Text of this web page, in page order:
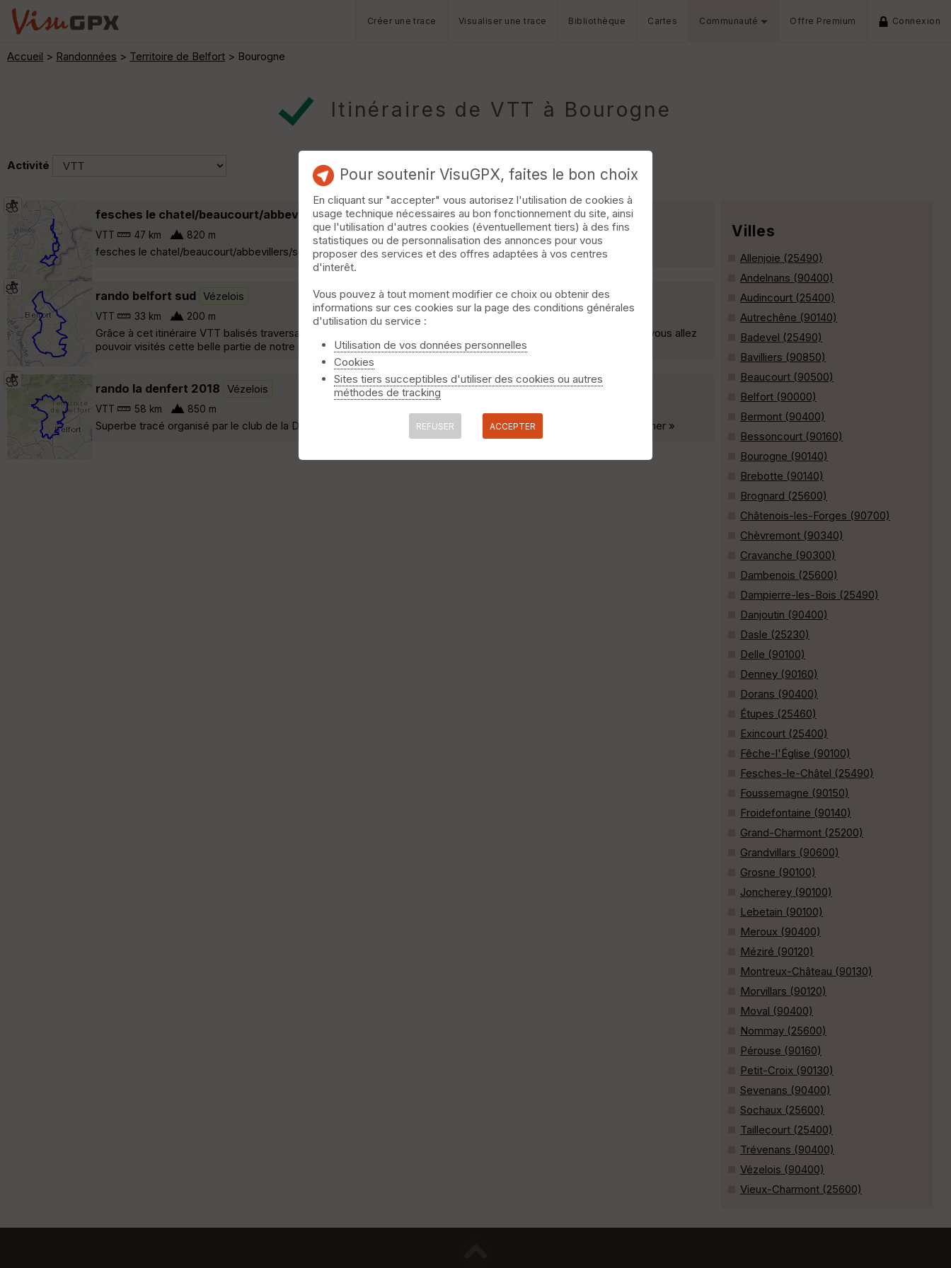
Créer une trace Visualiser une trace Bibliothèque Cartes Communauté Offre Premium Connexion
Accueil > Randonnées > Territoire de Belfort > Bourogne
Itinéraires de VTT à Bourogne
Activité
fesches le chatel/beaucourt/abbevillers/glay Morvillars
VTT 47 km 820 m
fesches le chatel/beaucourt/abbevillers/source de la doue/glay/herimoncourt et retour a fesches le chatel »
rando belfort sud Vézelois
VTT 33 km 200 m
Grâce à cet itinéraire VTT balisés traversant les villages d'offemont, bessoncourt, chevremont, vezelois, meroux, vous allez
pouvoir visités cette belle partie de notre région de franche comté »
rando la denfert 2018 Vézelois
VTT 58 km 850 m
Superbe tracé organisé par le club de la Denfert à Danjoutin et possibilité de monter le salbert au lieu de le contourner »
Villes
Allenjoie (25490)
Andelnans (90400)
Audincourt (25400)
Autrechêne (90140)
Badevel (25490)
Bavilliers (90850)
Beaucourt (90500)
Belfort (90000)
Bermont (90400)
Bessoncourt (90160)
Bourogne (90140)
Brebotte (90140)
Brognard (25600)
Châtenois-les-Forges (90700)
Chèvremont (90340)
Cravanche (90300)
Dambenois (25600)
Dampierre-les-Bois (25490)
Danjoutin (90400)
Dasle (25230)
Delle (90100)
Denney (90160)
Dorans (90400)
Étupes (25460)
Exincourt (25400)
Fêche-l'Église (90100)
Fesches-le-Châtel (25490)
Foussemagne (90150)
Froidefontaine (90140)
Grand-Charmont (25200)
Grandvillars (90600)
Grosne (90100)
Joncherey (90100)
Lebetain (90100)
Meroux (90400)
Méziré (90120)
Montreux-Château (90130)
Morvillars (90120)
Moval (90400)
Nommay (25600)
Pérouse (90160)
Petit-Croix (90130)
Sevenans (90400)
Sochaux (25600)
Taillecourt (25400)
Trévenans (90400)
Vézelois (90400)
Vieux-Charmont (25600)
Pour soutenir VisuGPX, faites le bon choix
En cliquant sur "accepter" vous autorisez l'utilisation de cookies à
usage technique nécessaires au bon fonctionnement du site, ainsi
que l'utilisation d'autres cookies (éventuellement tiers) à des fins
statistiques ou de personnalisation des annonces pour vous
proposer des services et des offres adaptées à vos centres
d'interêt.
Vous pouvez à tout moment modifier ce choix ou obtenir des
informations sur ces cookies sur la page des conditions générales
d'utilisation du service :
Utilisation de vos données personnelles
Cookies
Sites tiers succeptibles d'utiliser des cookies ou autres
méthodes de tracking
REFUSER ACCEPTER